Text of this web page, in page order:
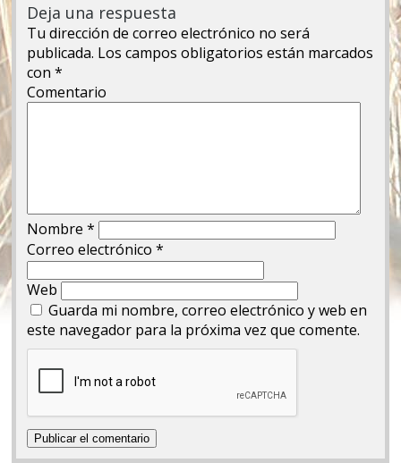
Deja una respuesta
Tu dirección de correo electrónico no será
publicada. Los campos obligatorios están marcados
con*
Comentario
Nombre*
Correo electrónico*
Web
Guarda mi nombre, correo electrónico y web en
este navegador para la próxima vez que comente.